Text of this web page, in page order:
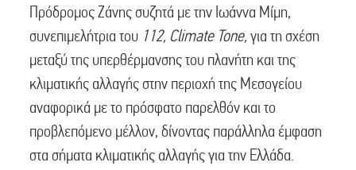
Πρόδρομος Ζάνης συζητά με την Ιωάννα Μίμη,
συνεπιμελήτρια του 112, Climate Tone, γιατη σχέση
μεταξύ της υπερθέρμανσης του πλανήτη και της
κλιματικής αλλαγής στην περιοχή της Μεσογείου
αναφορικά με το πρόσφατο παρελθόν και το
προβλεπόμενο μέλλον, δίνοντας παράλληλα έμφαση
στα σήματα κλιματικής αλλαγής για την Ελλάδα.